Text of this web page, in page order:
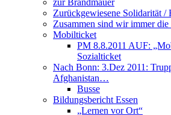
zur Brandmauer
Zurückgewiesene Solidarität /
Zusammen sind wir immer
Mobilticket
PM 8.8.2011 AUF:
Sozialticket
Nach Bonn: 3.Dez 2011:
Afghanistan…
Busse
Bildungsbericht Essen
„Lernen vor Ort“